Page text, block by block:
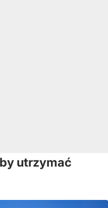
utrzymać